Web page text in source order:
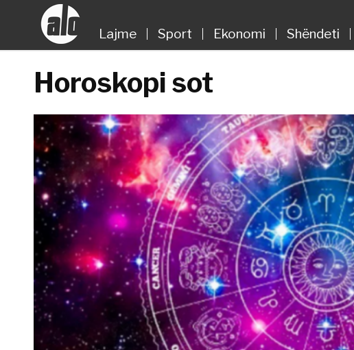
Lajme Sport Ekonomi Shëndeti
Horoskopi sot